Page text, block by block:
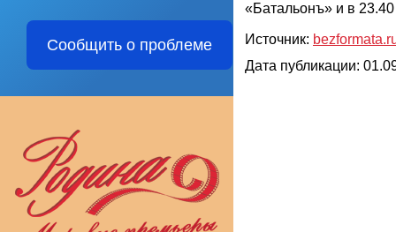
Сообщить о проблеме
«Батальонъ» и в
Источник:
Дата публикации: